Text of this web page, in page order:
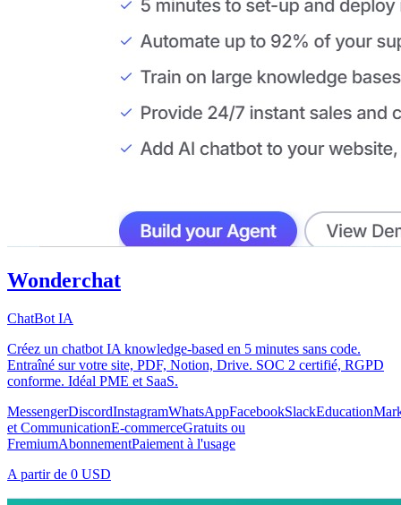
Wonderchat
ChatBot IA
Créez un chatbot IA knowledge-based en 5 minutes sans code.
Entraîné sur votre site, PDF, Notion, Drive. SOC 2 certifié, RGPD
conforme. Idéal PME et SaaS.
MessengerDiscordInstagramWhatsAppFacebookSlackEducation
et CommunicationE-commerceGratuits ou
FremiumAbonnementPaiement à l'usage
A partir de 0 USD